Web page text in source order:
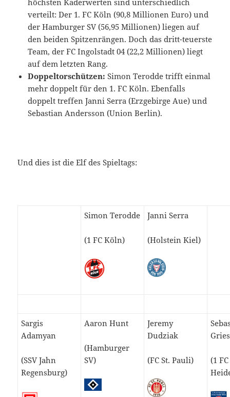
höchsten Kaderwerten sind unterschiedlich
verteilt: Der 1. FC Köln (90,8 Millionen Euro) und
der Hamburger SV (56,95 Millionen) liegen auf
den beiden Spitzenrängen. Doch das dritt-teuerste
Team, der FC Ingolstadt 04 (22,2 Millionen) liegt
auf dem letzten Rang.
Doppeltorschützen: Simon Terodde trifft einmal
mehr doppelt für den 1. FC Köln. Ebenfalls
doppelt treffen Janni Serra (Erzgebirge Aue) und
Sebastian Andersson (Union Berlin).
Und dies ist die Elf des Spieltags:
Simon Terodde
(1 FC Köln)
Janni Serra
(Holstein Kiel)
Sargis
Adamyan
(SSV Jahn
Regensburg)
Aaron Hunt
(Hamburger
SV)
Jeremy
Dudziak
(FC St. Pauli)
(1 FC